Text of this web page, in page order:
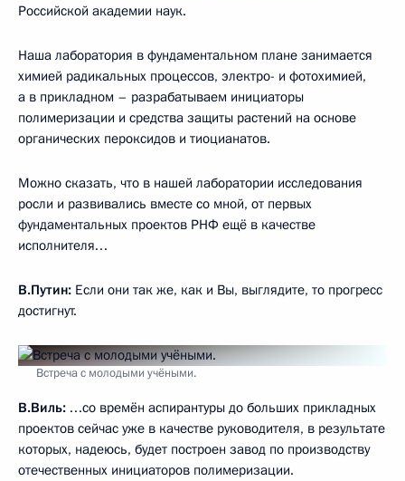
Российской академии наук.
Наша лаборатория в фундаментальном плане занимается
химией радикальных процессов, электро- и фотохимией,
а в прикладном – разрабатываем инициаторы
полимеризации и средства защиты растений на основе
органических пероксидов и тиоцианатов.
Можно сказать, что в нашей лаборатории исследования
росли и развивались вместе со мной, от первых
фундаментальных проектов РНФ ещё в качестве
исполнителя…
В.Путин: Если они так же, как и Вы, выглядите, то прогресс
достигнут.
Встреча с молодыми учёными.
В.Виль: …со времён аспирантуры до больших прикладных
проектов сейчас уже в качестве руководителя, в результате
которых, надеюсь, будет построен завод по производству
отечественных инициаторов полимеризации.